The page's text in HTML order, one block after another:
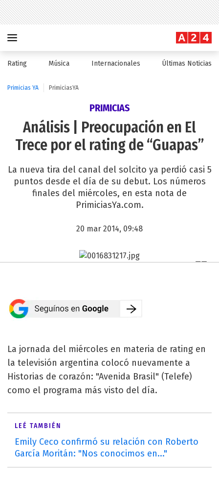
Rating Música Internacionales Últimas Noticias
Primicias YA PrimiciasYA
PRIMICIAS
Análisis | Preocupación en El
Trece por el rating de “Guapas”
La nueva tira del canal del solcito ya perdió casi 5
puntos desde el día de su debut. Los números
finales del miércoles, en esta nota de
PrimiciasYa.com.
20 mar 2014, 09:48
La jornada del miércoles en materia de rating en
la televisión argentina colocó nuevamente a
Historias de corazón: "Avenida Brasil" (Telefe)
como el programa más visto del día.
LEÉ TAMBIÉN
Emily Ceco confirmó su relación con Roberto
García Moritán: "Nos conocimos en..."